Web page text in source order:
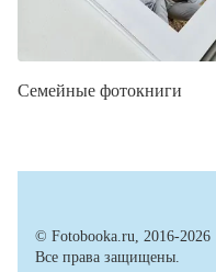
Семейные фотокниги
© Fotobooka.ru, 2016-2026
Все права защищены.